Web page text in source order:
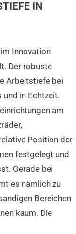
IN
Innovation
Der robuste
Arbeitstiefe bei
in Echtzeit.
am
Position der
festgelegt und
Gerade bei
es nämlich zu
Bereichen
kaum. Die